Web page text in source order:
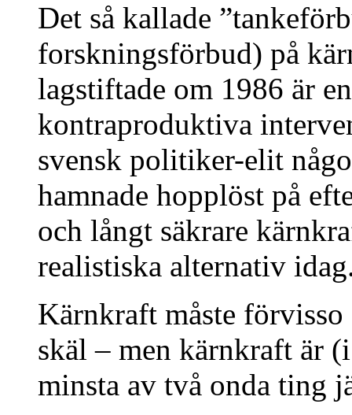
Det så kallade
forskningsförbud) på
lagstiftade om 1986 är
kontraproduktiva
svensk politiker-elit
hamnade hopplöst på
och långt säkrare
realistiska alternativ
Kärnkraft måste förvisso
skäl – men kärnkraft är
minsta av två onda ting